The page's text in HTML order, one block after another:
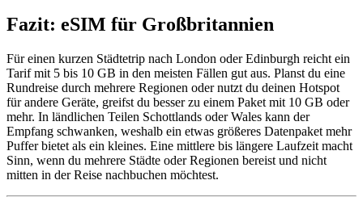
Fazit: eSIM für Großbritannien
Für einen kurzen Städtetrip nach London oder Edinburgh reicht ein
Tarif mit 5 bis 10 GB in den meisten Fällen gut aus. Planst du eine
Rundreise durch mehrere Regionen oder nutzt du deinen Hotspot
für andere Geräte, greifst du besser zu einem Paket mit 10 GB oder
mehr. In ländlichen Teilen Schottlands oder Wales kann der
Empfang schwanken, weshalb ein etwas größeres Datenpaket mehr
Puffer bietet als ein kleines. Eine mittlere bis längere Laufzeit macht
Sinn, wenn du mehrere Städte oder Regionen bereist und nicht
mitten in der Reise nachbuchen möchtest.